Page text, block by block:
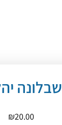
שבלונה
₪20.00